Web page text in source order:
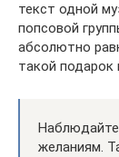
текст одной
попсовой
абсолютно
такой подарок
Наблюдайте
желаниям.